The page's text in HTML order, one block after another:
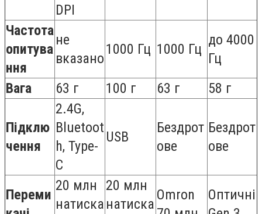
DPI
Частота
опитува
ння
не
вказано
1000 Гц 1000 Гц
до 4000
Гц
Вага
63 г 100 г 63 г 58 г
Підклю
чення
2.4G,
Bluetoot
h, Type-
C
USB
Бездрот
ове
Бездрот
ове
Переми
20 млн
натиска
20 млн
натиска
Omron
Оптичні